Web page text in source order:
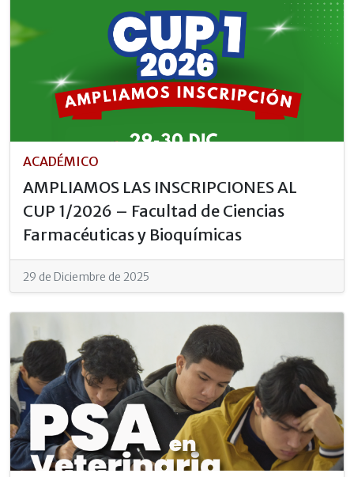
ACADÉMICO
AMPLIAMOS LAS INSCRIPCIONES AL
CUP 1/2026 – Facultad de Ciencias
Farmacéuticas y Bioquímicas
29 de Diciembre de 2025